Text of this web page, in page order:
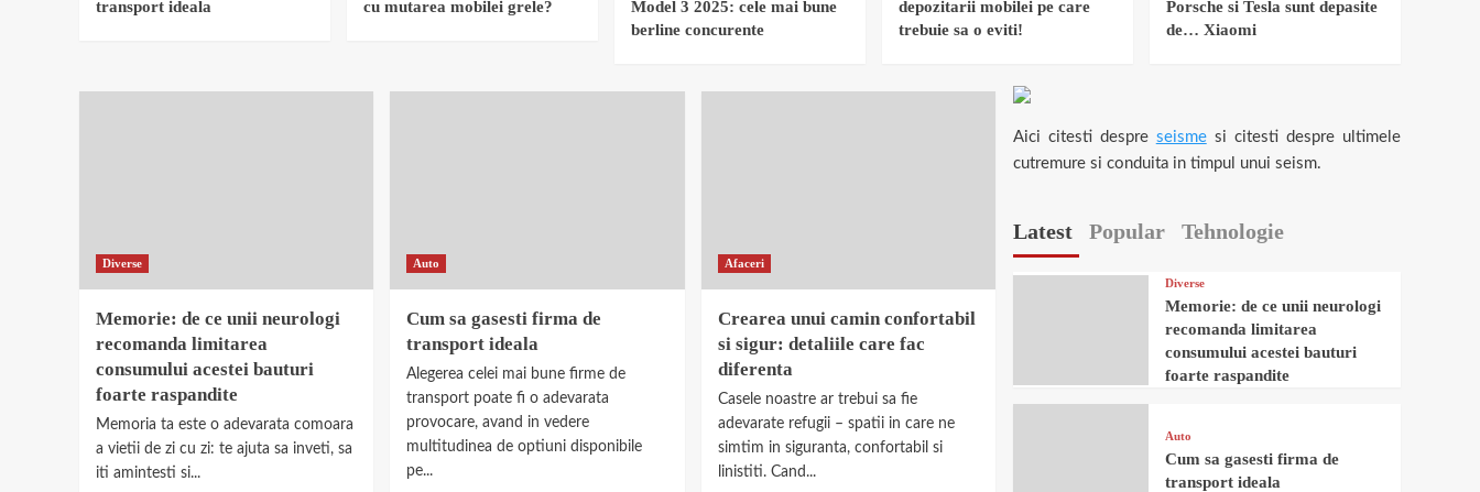
transport ideala
cu mutarea mobilei grele?
Model 3 2025: cele mai bune
berline concurente
depozitarii mobilei pe care
trebuie sa o eviti!
Porsche si Tesla sunt depasite
de… Xiaomi
Diverse
Memorie: de ce unii neurologi
recomanda limitarea
consumului acestei bauturi
foarte raspandite
Memoria ta este o adevarata comoara
a vietii de zi cu zi: te ajuta sa inveti, sa
iti amintesti si...
Auto
Cum sa gasesti firma de
transport ideala
Alegerea celei mai bune firme de
transport poate fi o adevarata
provocare, avand in vedere
multitudinea de optiuni disponibile
pe...
Afaceri
Crearea unui camin confortabil
si sigur: detaliile care fac
diferenta
Casele noastre ar trebui sa fie
adevarate refugii – spatii in care ne
simtim in siguranta, confortabil si
linistiti. Cand...
Aici citesti despre seismesi citesti despre ultimele
cutremure si conduita in timpul unui seism.
Latest Popular Tehnologie
Diverse
Memorie: de ce unii neurologi
recomanda limitarea
consumului acestei bauturi
foarte raspandite
Auto
Cum sa gasesti firma de
transport ideala